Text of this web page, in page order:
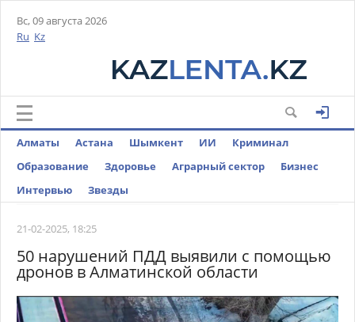
Вс, 09 августа 2026
Ru Kz
Алматы Астана Шымкент ИИ
Криминал
Образование
Здоровье Аграрный сектор
Бизнес
Интервью
Звезды
21-02-2025, 18:25
50 нарушений ПДД выявили с помощью
дронов в Алматинской области